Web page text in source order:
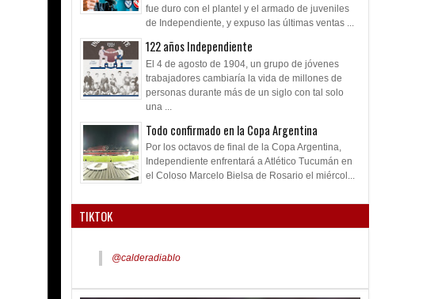
fue duro con el plantel y el armado de juveniles
de Independiente, y expuso las últimas ventas ...
122 años Independiente
El 4 de agosto de 1904, un grupo de jóvenes
trabajadores cambiaría la vida de millones de
personas durante más de un siglo con tal solo
una ...
Todo confirmado en la Copa Argentina
Por los octavos de final de la Copa Argentina,
Independiente enfrentará a Atlético Tucumán en
el Coloso Marcelo Bielsa de Rosario el miércol...
TIKTOK
@calderadiablo